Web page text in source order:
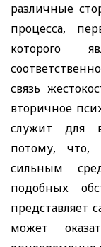
различные
процесса,
которого
связь
вторичное
служит для
потому, что,
сильным
подобных
представляет
может